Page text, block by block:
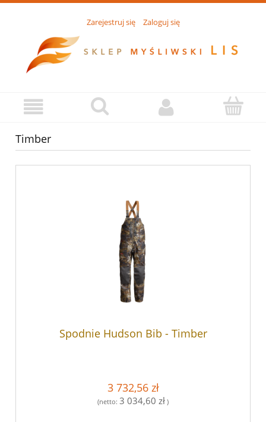
Zarejestruj się Zaloguj się
Timber
Spodnie Hudson Bib - Timber
3 732,56 zł
(netto: 3 034,60 zł )